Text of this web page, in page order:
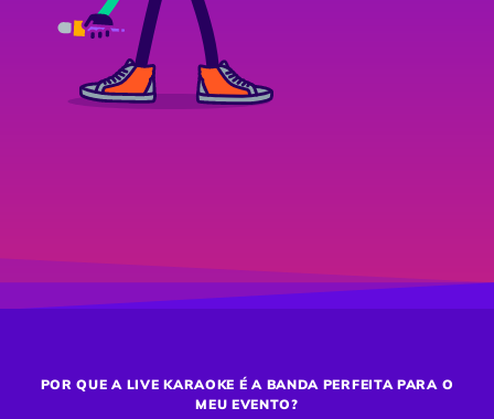
POR QUE A LIVE KARAOKE É A BANDA PERFEITA PARA O
MEU EVENTO?